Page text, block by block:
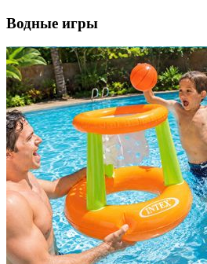
Водные игры